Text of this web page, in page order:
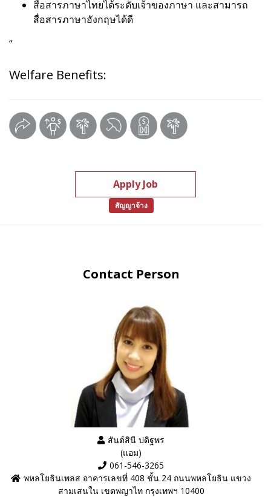
สื่อสารภาษาไทยได้ระดับเจ้าของภาษา และสามารถ
สื่อสารภาษาอังกฤษได้ดี
“
Welfare Benefits:
Apply Job
สัญญาจ้าง
Contact Person
สันต์สินี ปดิฐพร
(แอม)
061-546-3265
พหลโยธินเพลส อาคารเลขที่ 408 ชั้น 24 ถนนพหลโยธิน แขวง
สามเสนใน เขตพญาไท กรุงเทพฯ 10400